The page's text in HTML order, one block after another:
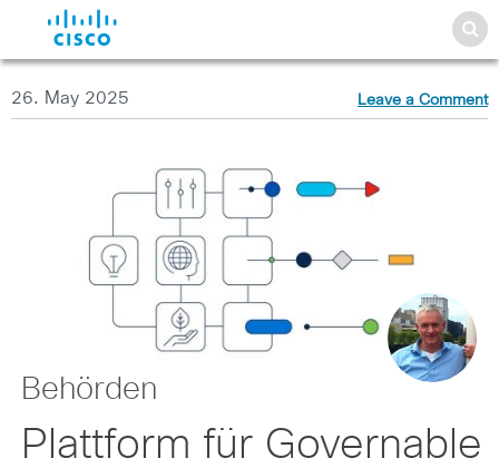
26. May 2025 Leave a Comment
Behörden
Plattform für Governable